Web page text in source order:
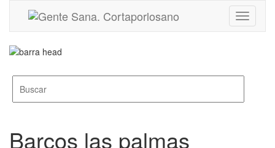
Toggle
Barcos las palmas